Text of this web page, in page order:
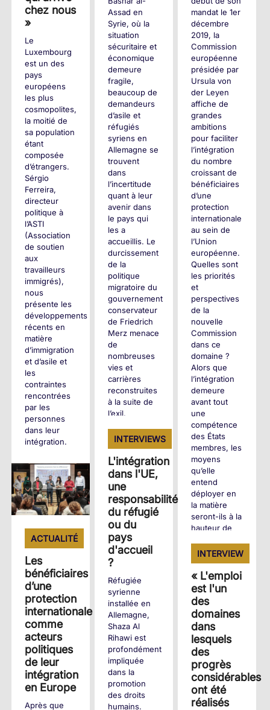
chez nous
»
Le
Luxembourg
est un des
pays
européens
les plus
cosmopolites,
la moitié de
sa population
étant
composée
d’étrangers.
Sérgio
Ferreira,
directeur
politique à
l’ASTI
(Association
de soutien
aux
travailleurs
immigrés),
nous
présente les
développements
récents en
matière
d’immigration
et d’asile et
les
contraintes
rencontrées
par les
personnes
dans leur
intégration.
+
Assad en
Syrie, où la
situation
sécuritaire et
économique
demeure
fragile,
beaucoup de
demandeurs
d’asile et
réfugiés
syriens en
Allemagne se
trouvent
dans
l’incertitude
quant à leur
avenir dans
le pays qui
les a
accueillis. Le
durcissement
de la
politique
migratoire du
gouvernement
conservateur
de Friedrich
Merz menace
de
nombreuses
vies et
carrières
reconstruites
à la suite de
l’exil.
+
mandat le 1er
décembre
2019, la
Commission
européenne
présidée par
Ursula von
der Leyen
affiche de
grandes
ambitions
pour faciliter
l’intégration
du nombre
croissant de
bénéficiaires
d’une
protection
internationale
au sein de
l’Union
européenne.
Quelles sont
les priorités
et
perspectives
de la
nouvelle
Commission
dans ce
domaine ?
Alors que
l’intégration
demeure
avant tout
une
compétence
des États
membres, les
moyens
qu’elle
entend
déployer en
la matière
seront-ils à la
hauteur de
INTERVIEWS
L'intégration
dans l'UE,
une
responsabilité
du réfugié
ou du
pays
d'accueil
?
Réfugiée
syrienne
installée en
Allemagne,
Shaza Al
Rihawi est
profondément
impliquée
dans la
promotion
des droits
humains.
ACTUALITÉ
Les
bénéficiaires
d’une
protection
internationale
comme
acteurs
politiques
de leur
intégration
en Europe
Après que
INTERVIEW
« L'emploi
est l'un
des
domaines
dans
lesquels
des
progrès
considérables
ont été
réalisés